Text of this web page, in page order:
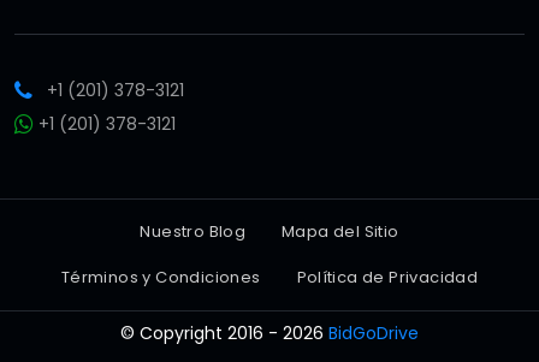
+1 (201) 378-3121
+1 (201) 378-3121
Nuestro Blog
Mapa del Sitio
Términos y Condiciones
Política de Privacidad
© Copyright 2016 - 2026 BidGoDrive